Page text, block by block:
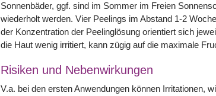
Sonnenbäder, ggf. sind im Sommer im Freien
wiederholt werden. Vier Peelings im Abstand 1-2
der Konzentration der Peelinglösung orientiert sich
die Haut wenig irritiert, kann zügig auf die maximale
Risiken und Nebenwirkungen
V.a. bei den ersten Anwendungen können Irritationen,